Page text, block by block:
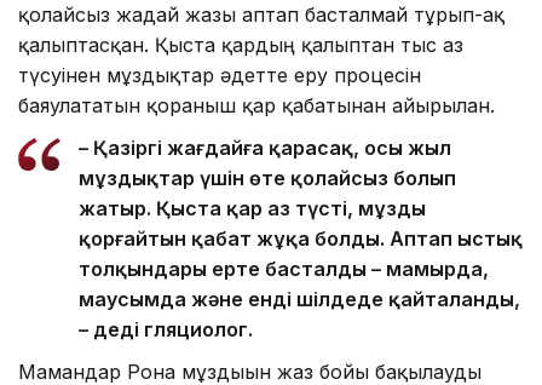
қолайсыз жағдай жазғы аптап басталмай тұрып-ақ
қалыптасқан. Қыста қардың қалыптан тыс аз
түсуінен мұздықтар әдетте еру процесін
баяулататын қорғаныш қар қабатынан айырылған.
– Қазіргі жағдайға қарасақ, осы жыл
мұздықтар үшін өте қолайсыз болып
жатыр. Қыста қар аз түсті, мұзды
қорғайтын қабат жұқа болды. Аптап ыстық
толқындары ерте басталды – мамырда,
маусымда және енді шілдеде қайталанды,
– деді гляциолог.
Мамандар Рона мұздығын жаз бойы бақылауды